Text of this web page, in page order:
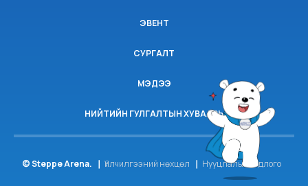
ЭВЕНТ
СУРГАЛТ
МЭДЭЭ
НИЙТИЙН ГУЛГАЛТЫН ХУВААРЬ
© Steppe Arena. Үйлчилгээний нөхцөл Нууцлалын бодлого